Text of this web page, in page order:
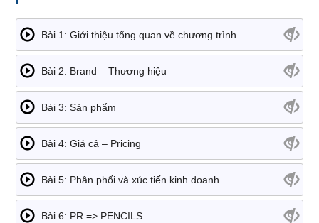
Bài 1: Giới thiệu tổng quan về chương trình
Bài 2: Brand – Thương hiệu
Bài 3: Sản phẩm
Bài 4: Giá cả – Pricing
Bài 5: Phân phối và xúc tiến kinh doanh
Bài 6: PR => PENCILS